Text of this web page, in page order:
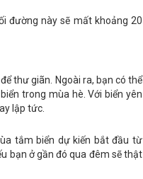
đường này sẽ mất khoảng 20
thư giãn. Ngoài ra, bạn có thể
trong mùa hè. Với biển yên
lập tức.
tắm biển dự kiến bắt đầu từ
bạn ở gần đó qua đêm sẽ thật